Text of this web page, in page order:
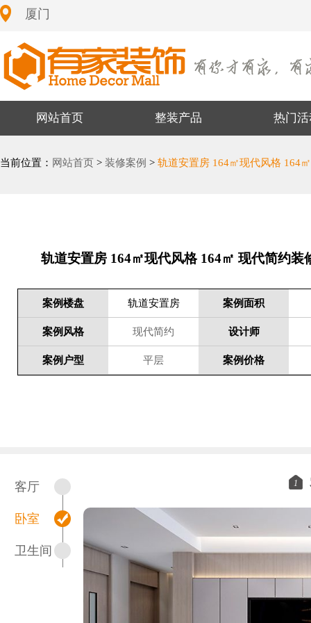
厦门
网站首页 整装产品 热门活
当前位置： 网站首页 > 装修案例 > 轨道安置房 164㎡现代风格 164
轨道安置房 164㎡现代风格 164㎡ 现代简约装
案例楼盘 轨道安置房 案例面积
案例风格 现代简约 设计师
案例户型 平层 案例价格
客厅
卧室
卫生间
1